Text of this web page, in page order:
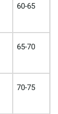
60-65
65-70
70-75